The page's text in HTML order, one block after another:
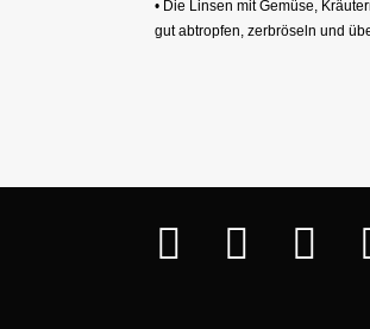
• Die Linsen mit Gemüse,
gut abtropfen, zerbröseln und